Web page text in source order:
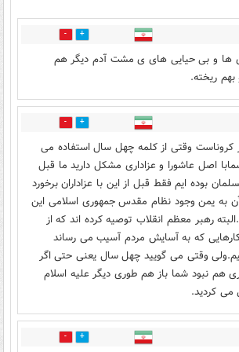
16
ها و بی حیایی های ی مشت آدم دیگر هم
ریخته.
1
کروناست وقتی از کلمه چهل سال استفاده می
اصل عاشورا و عزاداری مشکل دارید ما قبل
بوده ایم فقط قبل از این با عزاداران برخورد
به یمن وجود نظام مقدس جمهوری اسلامی این
رهبر معظم انقلاب توصیه کرده اند که از
که به آسایش مردم آسیب می رساند
وقتی می گویید چهل سال یعنی حتی اگر
هم نبود شما باز هم طوری دیگر علیه اسلام
می کردید.
1